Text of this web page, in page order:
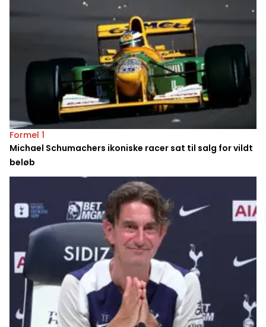
Formel 1
Michael Schumachers ikoniske racer sat til salg for vildt
beløb